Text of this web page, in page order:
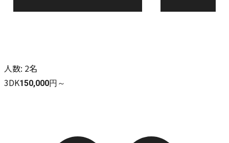
人数: 2名
3DK150,000円～